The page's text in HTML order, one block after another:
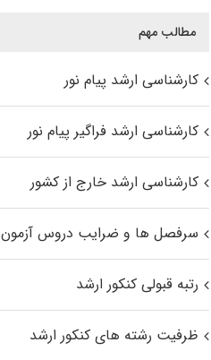
مطالب مهم
کارشناسی ارشد پیام نور
کارشناسی ارشد فراگیر پیام نور
کارشناسی ارشد خارج از کشور
سرفصل ها و ضرایب دروس آزمون
رتبه قبولی کنکور ارشد
ظرفیت رشته های کنکور ارشد